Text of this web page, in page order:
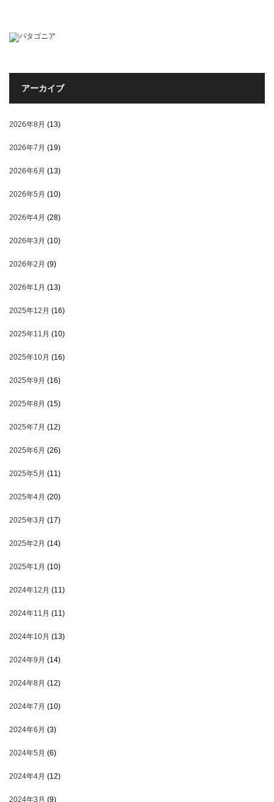
アーカイブ
2026年8月 (13)
2026年7月 (19)
2026年6月 (13)
2026年5月 (10)
2026年4月 (28)
2026年3月 (10)
2026年2月 (9)
2026年1月 (13)
2025年12月 (16)
2025年11月 (10)
2025年10月 (16)
2025年9月 (16)
2025年8月 (15)
2025年7月 (12)
2025年6月 (26)
2025年5月 (11)
2025年4月 (20)
2025年3月 (17)
2025年2月 (14)
2025年1月 (10)
2024年12月 (11)
2024年11月 (11)
2024年10月 (13)
2024年9月 (14)
2024年8月 (12)
2024年7月 (10)
2024年6月 (3)
2024年5月 (6)
2024年4月 (12)
2024年3月 (9)